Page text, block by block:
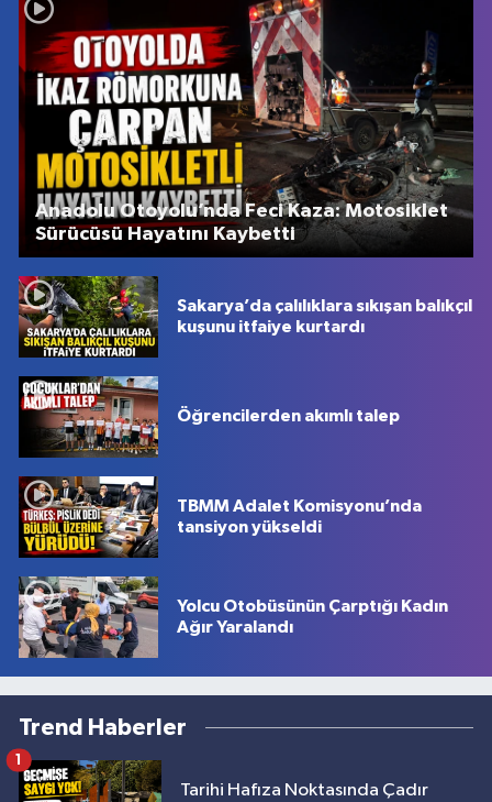
Anadolu Otoyolu’nda Feci Kaza: Motosiklet
Sürücüsü Hayatını Kaybetti
Sakarya’da çalılıklara sıkışan balıkçıl
kuşunu itfaiye kurtardı
Öğrencilerden akımlı talep
TBMM Adalet Komisyonu’nda
tansiyon yükseldi
Yolcu Otobüsünün Çarptığı Kadın
Ağır Yaralandı
Trend Haberler
Tarihi Hafıza Noktasında Çadır
1